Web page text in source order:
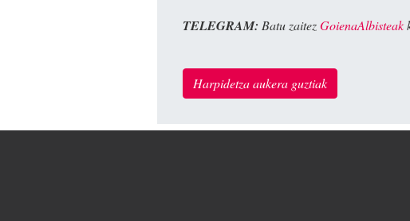
TELEGRAM: Batu zaitezGoienaAlbisteak
Harpidetza aukera guztiak